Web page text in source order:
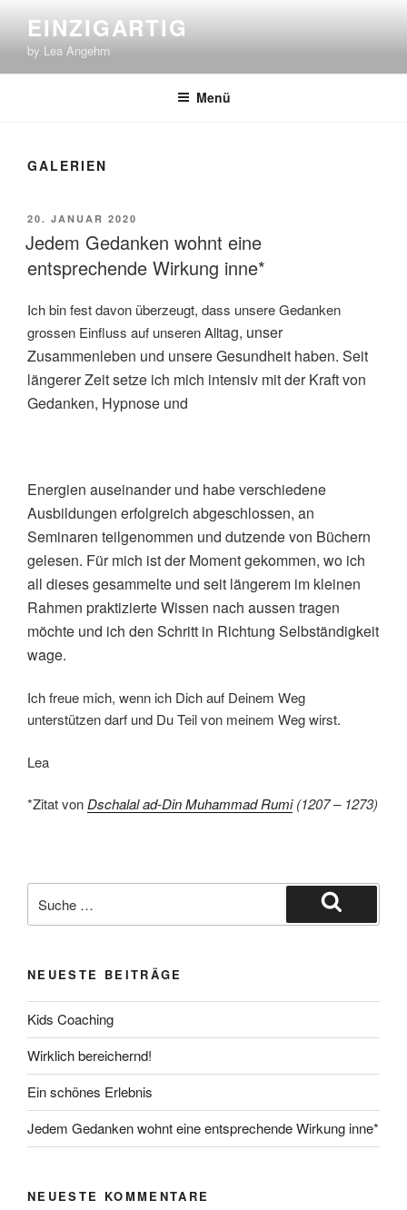
springen
EINZIGARTIG
by Lea Angehrn
Menü
GALERIEN
VERÖFFENTLICHT
AM
20. JANUAR 2020
Jedem Gedanken wohnt eine
entsprechende Wirkung inne*
Ich bin fest davon überzeugt, dass unsere Gedanken
grossen Einfluss auf unseren Alltag, unser
Zusammenleben und unsere Gesundheit haben. Seit
längerer Zeit setze ich mich intensiv mit der Kraft von
Gedanken, Hypnose und
Energien auseinander und habe verschiedene
Ausbildungen erfolgreich abgeschlossen, an
Seminaren teilgenommen und dutzende von Büchern
gelesen. Für mich ist der Moment gekommen, wo ich
all dieses gesammelte und seit längerem im kleinen
Rahmen praktizierte Wissen nach aussen tragen
möchte und ich den Schritt in Richtung Selbständigkeit
wage.
Ich freue mich, wenn ich Dich auf Deinem Weg
unterstützen darf und Du Teil von meinem Weg wirst.
Lea
*Zitat vonDschalal ad-Din Muhammad Rumi(1207 – 1273)
nach:
Suche
NEUESTE BEITRÄGE
Kids Coaching
Wirklich bereichernd!
Ein schönes Erlebnis
Jedem Gedanken wohnt eine entsprechende Wirkung inne*
NEUESTE KOMMENTARE